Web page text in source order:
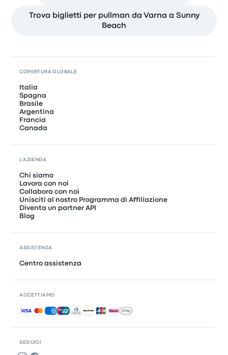
Trova biglietti per pullman da Varna a Sunny
Beach
SEGUICI
COPERTURA GLOBALE
Italia
Spagna
Brasile
Argentina
Francia
Canada
L'AZIENDA
Chi siamo
Lavora con noi
Collabora con noi
Unisciti al nostro Programma di Affiliazione
Diventa un partner API
Blog
ASSISTENZA
Centro assistenza
ACCETTIAMO
Pagamenti accettati